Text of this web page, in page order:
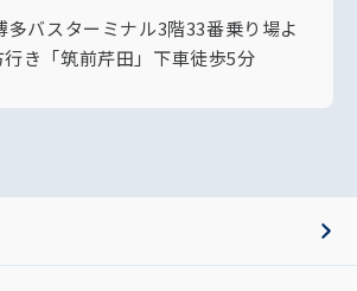
多バスターミナル3階33番乗り場よ
行き「筑前芹田」下車徒歩5分